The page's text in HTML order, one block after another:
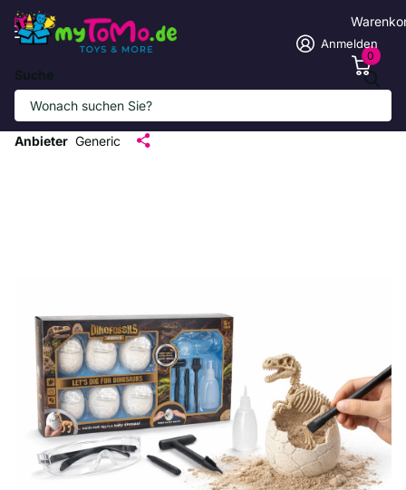
Suche
Anmelden
0
Dino-Fossilien Ausgrabungsset – 6
Dino-Eier mit Werkzeug & Schutzbrille
Anbieter Generic